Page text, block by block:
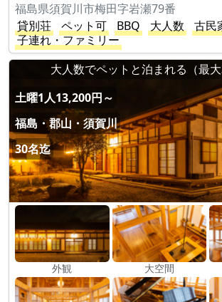
福島県須賀川市梅田字岩瀬79番
貸別荘
ペット可 BBQ 大人数
古民
子連れ・ファミリー
大人数でペットと泊まれる（最大
土曜1人13,200円～
福島・郡山・須賀川
30名迄
外観 大空間